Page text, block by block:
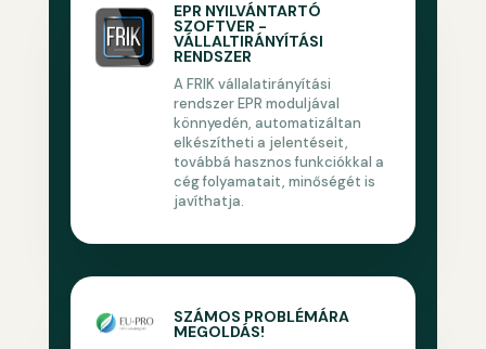
EPR NYILVÁNTARTÓ
SZOFTVER -
VÁLLALTIRÁNYÍTÁSI
RENDSZER
A FRIK vállalatirányítási
rendszer EPR moduljával
könnyedén, automatizáltan
elkészítheti a jelentéseit,
továbbá hasznos funkciókkal a
cég folyamatait, minőségét is
javíthatja.
SZÁMOS PROBLÉMÁRA
MEGOLDÁS!